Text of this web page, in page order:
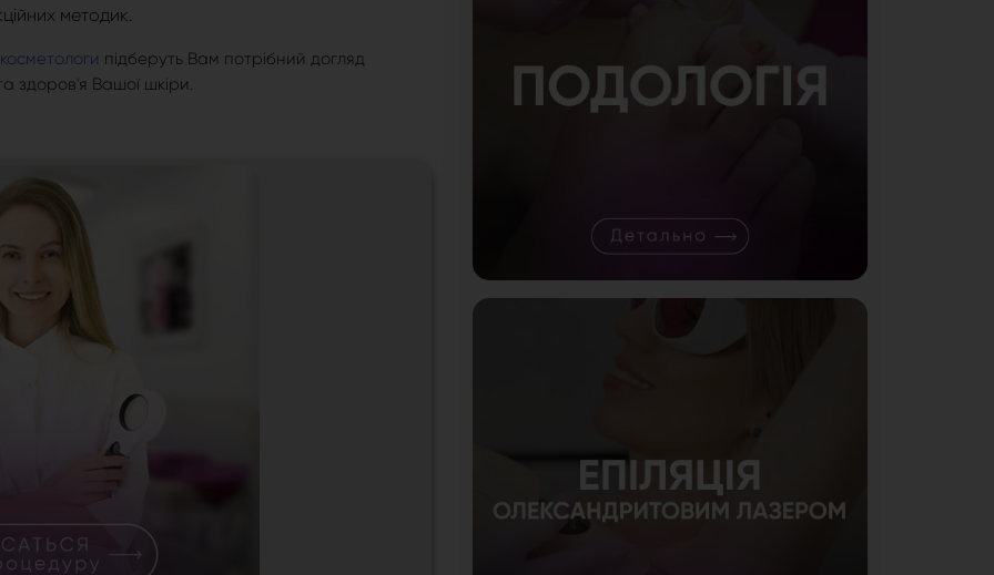
методик.
підберуть Вам потрібний догляд
здоров'я Вашої шкіри.